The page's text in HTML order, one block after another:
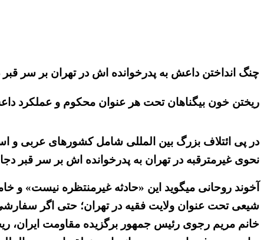
چنگ انداختن داعش به پدرخوانده اش در تهران بر سر
ریختن خون بیگناهان تحت هر عنوان محکوم و عملکرد
در پی ائتلاف بزرگ بین المللی شامل کشورهای عربی و
نحوی غیرمترقبه در تهران به پدرخوانده اش بر سر قبر
آخوند روحانی میگوید این «حادثه غیرمنتظره نیست» و
شیعی تحت عنوان ولایت فقیه در تهران؛ حتی اگر
خانم مریم رجوی رئیس جمهور برگزیده مقاومت ایران،